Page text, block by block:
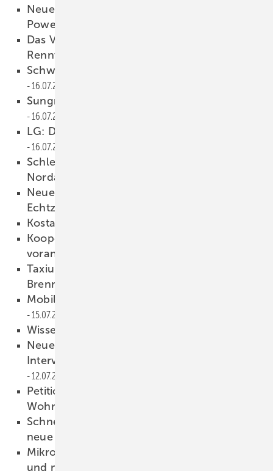
Neuer AC-Batteriewechselrichter von RCT
Power
Das Vattenfall Solar Team präsentiert
Rennwagen
Schweiz: Photovoltaik leicht im Aufwind
16.07.2019
Sungrow zeigt einphasigen Umrichter
16.07.2019
LG: Das NeonR Prime liefert bis zu 360 Watt
16.07.2019
Schletter Group baut Geschäft in
Nordamerika aus
Neues Video: Dewetron misst Daten in
Echtzeit
Kostals dreiphasiger Hybrid
Kooperation bringt Berlin beim Solarausbau
voran
Taxiunternehmen fährt mit
Brennstoffzellenautos
Mobilität: Batterie versus Brennstoffzelle
15.07.2019
Wissenschaftspreise verliehen
Neues Batteriewerk von Tesvolt und
Interview mit SMA-CEO Jürgen Reinert
12.07.2019
Petition für Photovoltaikanlagen auf
Wohngebäuden
Schnellere Schrägdachmontage und die
neue Gigafab von Tesvolt
Mikrowechselrichter erleichtern die Planung
und neue Trends bei Solarmodulen